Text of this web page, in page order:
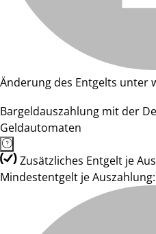
Änderung des Entgelts unter
Bargeldauszahlung mit der
Geldautomaten
Zusätzliches Entgelt je
Mindestentgelt je